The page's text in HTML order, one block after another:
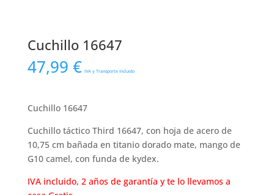
Cuchillo 16647
47,99 € IVA y Transporte Incluido
Cuchillo 16647
Cuchillo táctico Third 16647, con hoja de acero de
10,75 cm bañada en titanio dorado mate, mango de
G10 camel, con funda de kydex.
IVA incluido, 2 años de garantía y te lo llevamos a